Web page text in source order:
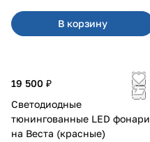
В корзину
19 500 ₽
Светодиодные
тюнингованные LED фонари
на Веста (красные)